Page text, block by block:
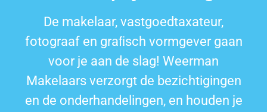
De makelaar, vastgoedtaxateur,
fotograaf en graﬁsch vormgever gaan
voor je aan de slag! Weerman
Makelaars verzorgt de bezichtigingen
en de onderhandelingen, en houden je